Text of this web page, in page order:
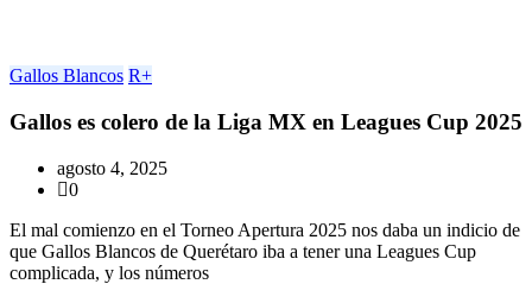
Gallos Blancos R+
Gallos es colero de la Liga MX en Leagues Cup 2025
agosto 4, 2025
0
El mal comienzo en el Torneo Apertura 2025 nos daba un indicio de
que Gallos Blancos de Querétaro iba a tener una Leagues Cup
complicada, y los números